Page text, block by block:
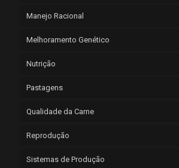
Manejo Racional
Melhoramento Genético
Nutrição
Pastagens
Qualidade da Carne
Reprodução
Sistemas de Produção